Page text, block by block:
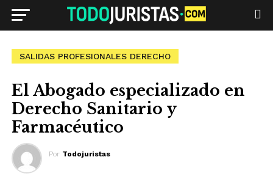
SALIDAS PROFESIONALES DERECHO
El Abogado especializado en
Derecho Sanitario y
Farmacéutico
Por Todojuristas